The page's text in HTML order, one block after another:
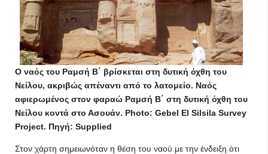
Ο ναός του Ραμσή Β΄ βρίσκεται στη δυτική όχθη του
Νείλου, ακριβώς απέναντι από το λατομείο. Ναός
αφιερωμένος στον φαραώ Ραμσή Β΄ στη δυτική όχθη του
Νείλου κοντά στο Ασουάν. Photo: Gebel El Silsila Survey
Project. Πηγή: Supplied
Στον χάρτη σημειωνόταν η θέση του ναού με την ένδειξη ότι